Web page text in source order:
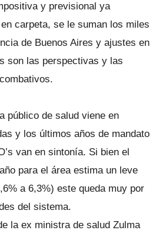
y previsional ya
carpeta, se le suman los miles
de Buenos Aires y ajustes en
son las perspectivas y las
público de salud viene en
y los últimos años de mandato
van en sintonía. Si bien el
para el área estima un leve
a 6,3%) este queda muy por
del sistema.
la ex ministra de salud Zulma